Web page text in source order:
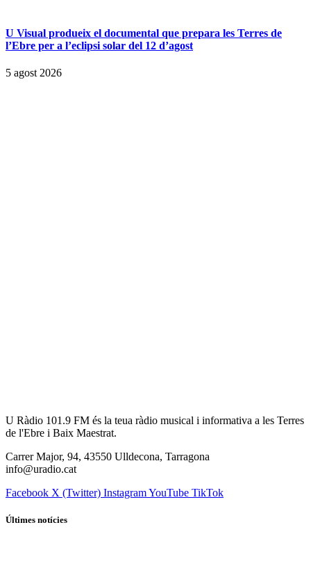
U Visual produeix el documental que prepara les Terres de
l’Ebre per a l’eclipsi solar del 12 d’agost
5 agost 2026
U Ràdio 101.9 FM és la teua ràdio musical i informativa a les Terres
de l'Ebre i Baix Maestrat.
Carrer Major, 94, 43550 Ulldecona, Tarragona
info@uradio.cat
Facebook X (Twitter) InstagramYouTube TikTok
Últimes notícies